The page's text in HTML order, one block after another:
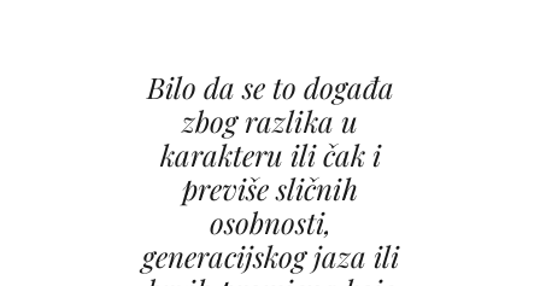
Bilo da se to događa
zbog razlika u
karakteru ili čak i
previše sličnih
osobnosti,
generacijskog jaza ili